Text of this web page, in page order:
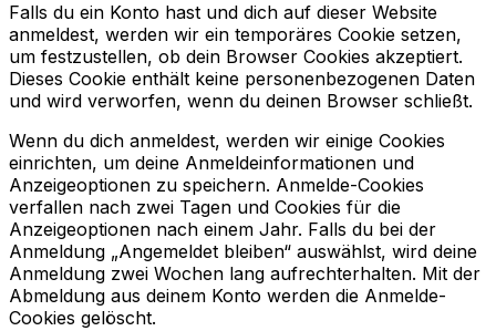
Falls du ein Konto hast und dich auf dieser Website
anmeldest, werden wir ein temporäres Cookie setzen,
um festzustellen, ob dein Browser Cookies akzeptiert.
Dieses Cookie enthält keine personenbezogenen Daten
und wird verworfen, wenn du deinen Browser schließt.
Wenn du dich anmeldest, werden wir einige Cookies
einrichten, um deine Anmeldeinformationen und
Anzeigeoptionen zu speichern. Anmelde-Cookies
verfallen nach zwei Tagen und Cookies für die
Anzeigeoptionen nach einem Jahr. Falls du bei der
Anmeldung „Angemeldet bleiben“ auswählst, wird deine
Anmeldung zwei Wochen lang aufrechterhalten. Mit der
Abmeldung aus deinem Konto werden die Anmelde-
Cookies gelöscht.